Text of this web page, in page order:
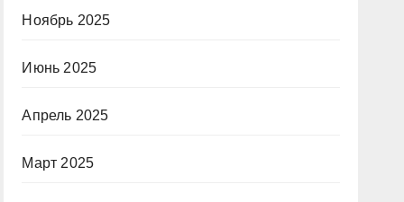
Ноябрь 2025
Июнь 2025
Апрель 2025
Март 2025